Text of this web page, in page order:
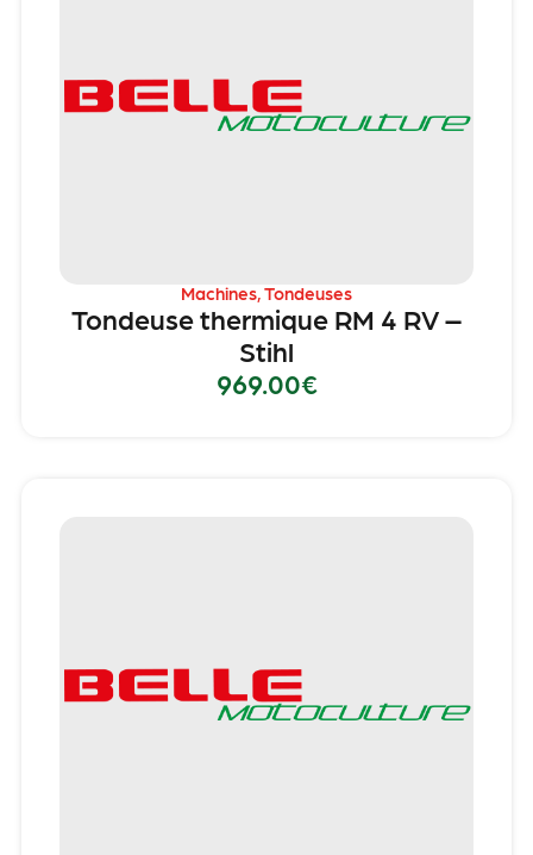
Machines,Tondeuses
Tondeuse thermique RM 4 RV –
Stihl
969.00€